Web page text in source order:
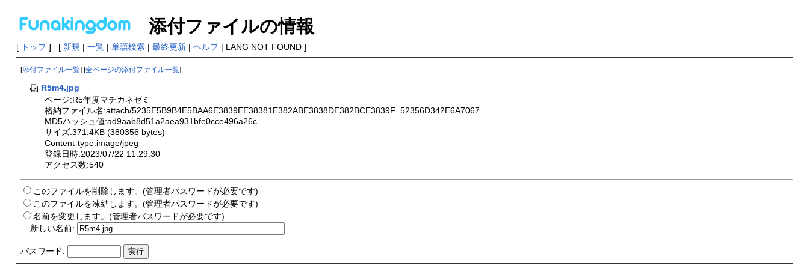
添付ファイルの情報
[ トップ] [ 新規 | 一覧| 単語検索| 最終更新| ヘルプ| LANG NOT FOUND ]
[添付ファイル一覧] [全ページの添付ファイル一覧]
R5m4.jpg
ページ:R5年度マチカネゼミ
格納ファイル名:attach/5235E5B9B4E5BAA6E3839EE38381E382ABE3838DE382BCE3839F_52356D342E6A7067
MD5ハッシュ値:ad9aab8d51a2aea931bfe0cce496a26c
サイズ:371.4KB (380356 bytes)
Content-type:image/jpeg
登録日時:2023/07/22 11:29:30
アクセス数:540
このファイルを削除します。(管理者パスワードが必要です)
このファイルを凍結します。(管理者パスワードが必要です)
名前を変更します。(管理者パスワードが必要です)
新しい名前:
パスワード: